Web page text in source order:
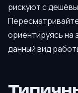
рискуют с
ориентируясь на
данный вид